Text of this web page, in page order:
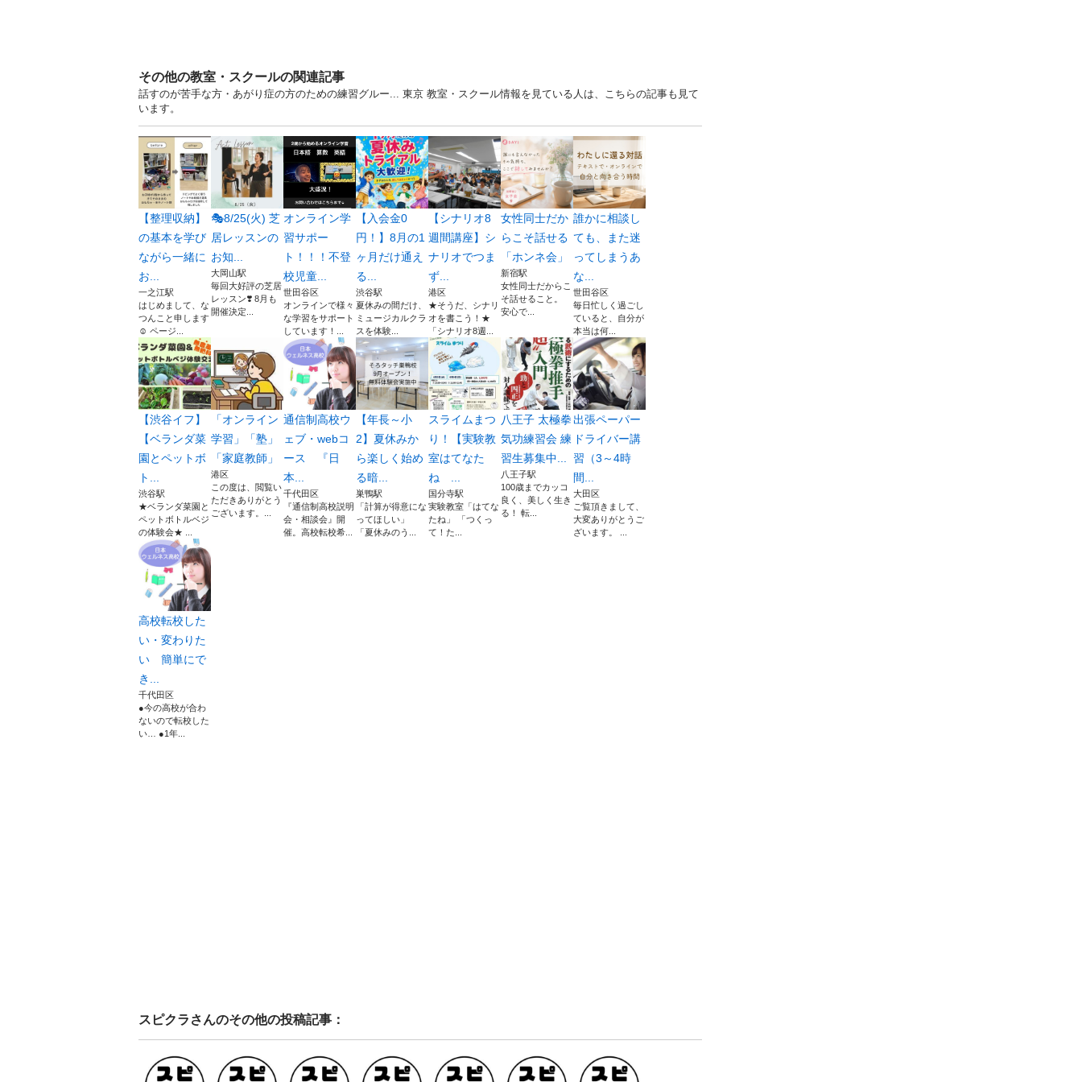
その他の教室・スクールの関連記事
話すのが苦手な方・あがり症の方のための練習グルー... 東京 教室・スクール情報を見ている人は、こちらの記事も見て
います。
【整理収納】
の基本を学び
ながら一緒に
お...
一之江駅
はじめまして、な
つんこと申します
☺️ ページ...
🎭8/25(火) 芝
居レッスンの
お知...
大岡山駅
毎回大好評の芝居
レッスン❣️ 8月も
開催決定...
オンライン学
習サポー
ト！！！不登
校児童...
世田谷区
オンラインで様々
な学習をサポート
しています！...
【入会金0
円！】8月の1
ヶ月だけ通え
る...
渋谷駅
夏休みの間だけ、
ミュージカルクラ
スを体験...
【シナリオ8
週間講座】シ
ナリオでつま
ず...
港区
★そうだ、シナリ
オを書こう！★
「シナリオ8週...
女性同士だか
らこそ話せる
「ホンネ会」
新宿駅
女性同士だからこ
そ話せること。
安心で...
誰かに相談し
ても、また迷
ってしまうあ
な...
世田谷区
毎日忙しく過ごし
ていると、自分が
本当は何...
【渋谷イフ】
【ベランダ菜
園とペットボ
ト...
渋谷駅
★ベランダ菜園と
ペットボトルベジ
の体験会★ ...
「オンライン
学習」「塾」
「家庭教師」
港区
この度は、閲覧い
ただきありがとう
ございます。...
通信制高校ウ
ェブ・webコ
ース 『日
本...
千代田区
『通信制高校説明
会・相談会』開
催。高校転校希...
【年長～小
2】夏休みか
ら楽しく始め
る暗...
巣鴨駅
「計算が得意にな
ってほしい」
「夏休みのう...
スライムまつ
り！【実験教
室はてなた
ね ...
国分寺駅
実験教室「はてな
たね」 「つくっ
て！た...
八王子 太極拳
気功練習会 練
習生募集中...
八王子駅
100歳までカッコ
良く、美しく生き
る！ 転...
出張ペーパー
ドライバー講
習（3～4時
間...
大田区
ご覧頂きまして、
大変ありがとうご
ざいます。 ...
高校転校した
い・変わりた
い 簡単にで
き...
千代田区
●今の高校が合わ
ないので転校した
い… ●1年...
スピクラ さんのその他の投稿記事：